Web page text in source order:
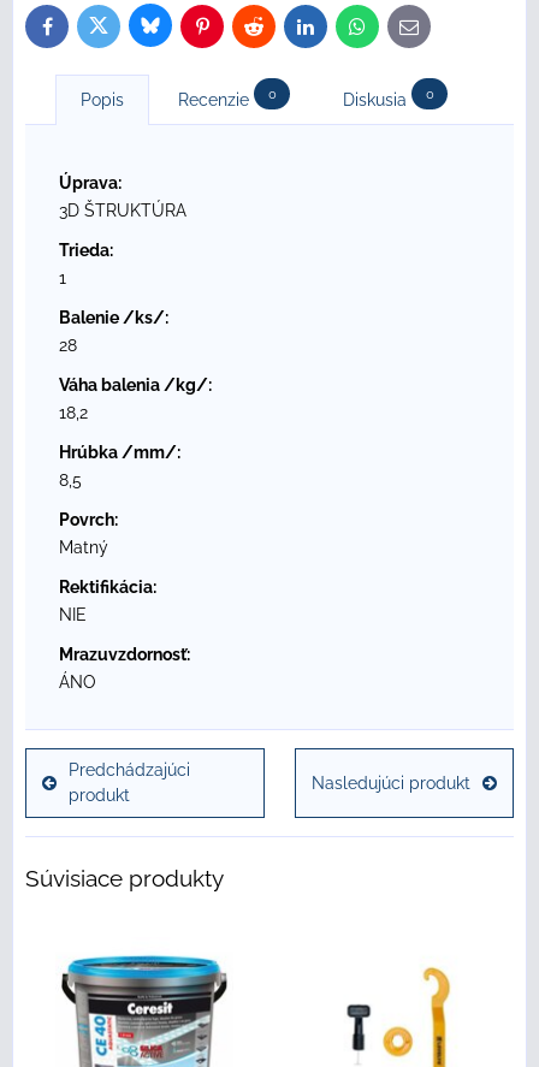
FacebookTwitterBlueskyPinterestReddit LinkedInWhatsApp
E-
mail
Popis Recenzie 0 Diskusia 0
Úprava:
3D ŠTRUKTÚRA
Trieda:
1
Balenie /ks/:
28
Váha balenia /kg/:
18,2
Hrúbka /mm/:
8,5
Povrch:
Matný
Rektifikácia:
NIE
Mrazuvzdornosť:
ÁNO
Predchádzajúci
produkt
Nasledujúci produkt
Súvisiace produkty